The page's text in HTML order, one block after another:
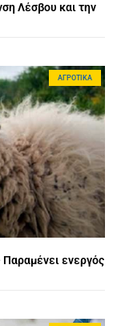
Λέσβου και την
ΑΓΡΟΤΙΚΆ
ενεργός